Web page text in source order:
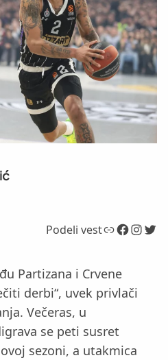
Podeli vestLink Facebook InstagramTwitter
Partizana i Crvene
derbi“, uvek privlači
Večeras, u
se peti susret
sezoni, a utakmica